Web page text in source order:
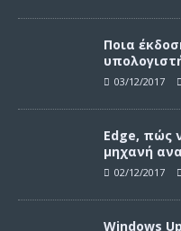
Ποια
03/12/2017
Edge, πώς
μηχανή
02/12/2017
Windows